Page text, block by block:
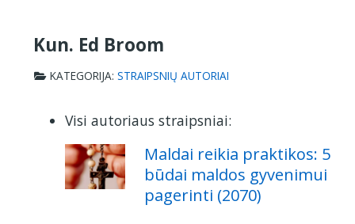
Kun. Ed Broom
KATEGORIJA: STRAIPSNIŲ AUTORIAI
Visi autoriaus straipsniai:
Maldai reikia praktikos: 5
būdai maldos gyvenimui
pagerinti (2070)